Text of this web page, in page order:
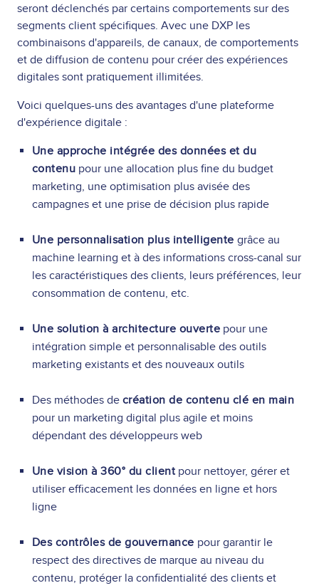
seront déclenchés par certains comportements sur des
segments client spécifiques. Avec une DXP les
combinaisons d'appareils, de canaux, de comportements
et de diffusion de contenu pour créer des expériences
digitales sont pratiquement illimitées.
Voici quelques-uns des avantages d'une plateforme
d'expérience digitale :
Une approche intégrée des données et du
contenu pour une allocation plus fine du budget
marketing, une optimisation plus avisée des
campagnes et une prise de décision plus rapide
Une personnalisation plus intelligente grâce au
machine learning et à des informations cross-canal sur
les caractéristiques des clients, leurs préférences, leur
consommation de contenu, etc.
Une solution à architecture ouverte pour une
intégration simple et personnalisable des outils
marketing existants et des nouveaux outils
Des méthodes de création de contenu clé en main
pour un marketing digital plus agile et moins
dépendant des développeurs web
Une vision à 360° du client pour nettoyer, gérer et
utiliser efficacement les données en ligne et hors
ligne
Des contrôles de gouvernance pour garantir le
respect des directives de marque au niveau du
contenu, protéger la confidentialité des clients et